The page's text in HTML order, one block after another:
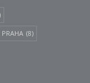
(8)